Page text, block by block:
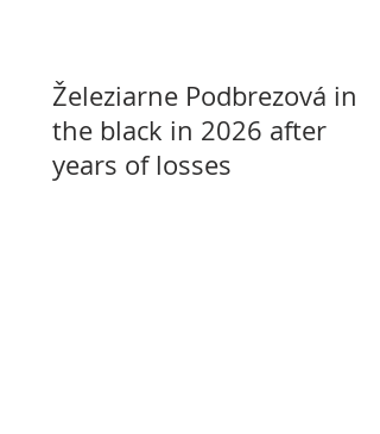
Železiarne Podbrezová in
the black in 2026 after
years of losses